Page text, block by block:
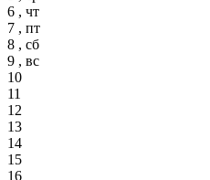
6 , чт
7 , пт
8 , сб
9 , вс
10
11
12
13
14
15
16